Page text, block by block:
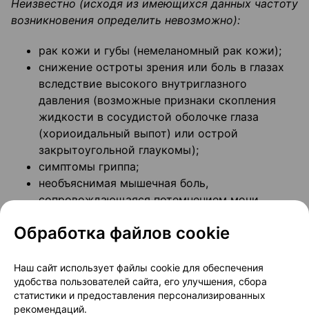
Неизвестно (исходя из имеющихся данных частоту
возникновения определить невозможно):
рак кожи и губы (немеланомный рак кожи);
снижение остроты зрения или боль в глазах
вследствие высокого внутриглазного
давления (возможные признаки скопления
жидкости в сосудистой оболочке глаза
(хориоидальный выпот) или острой
закрытоугольной глаукомы);
симптомы гриппа;
необъяснимая мышечная боль,
сопровождающаяся потемнением мочи
низкий уровень натрия в крови
общее плохое самочувствие (недомогание);
нарушение вкуса (дисгевзия).
Сообщение о нежелательных реакциях
Обработка файлов cookie
Наш сайт использует файлы cookie для обеспечения
удобства пользователей сайта, его улучшения, сбора
статистики и предоставления персонализированных
рекомендаций.